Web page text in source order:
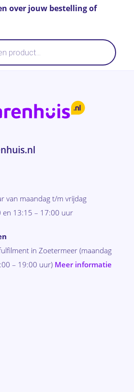
over jouw bestelling of
van maandag t/m vrijdag
en 13:15 – 17:00 uur
in Zoetermeer (maandag
– 19:00 uur) Meer informatie